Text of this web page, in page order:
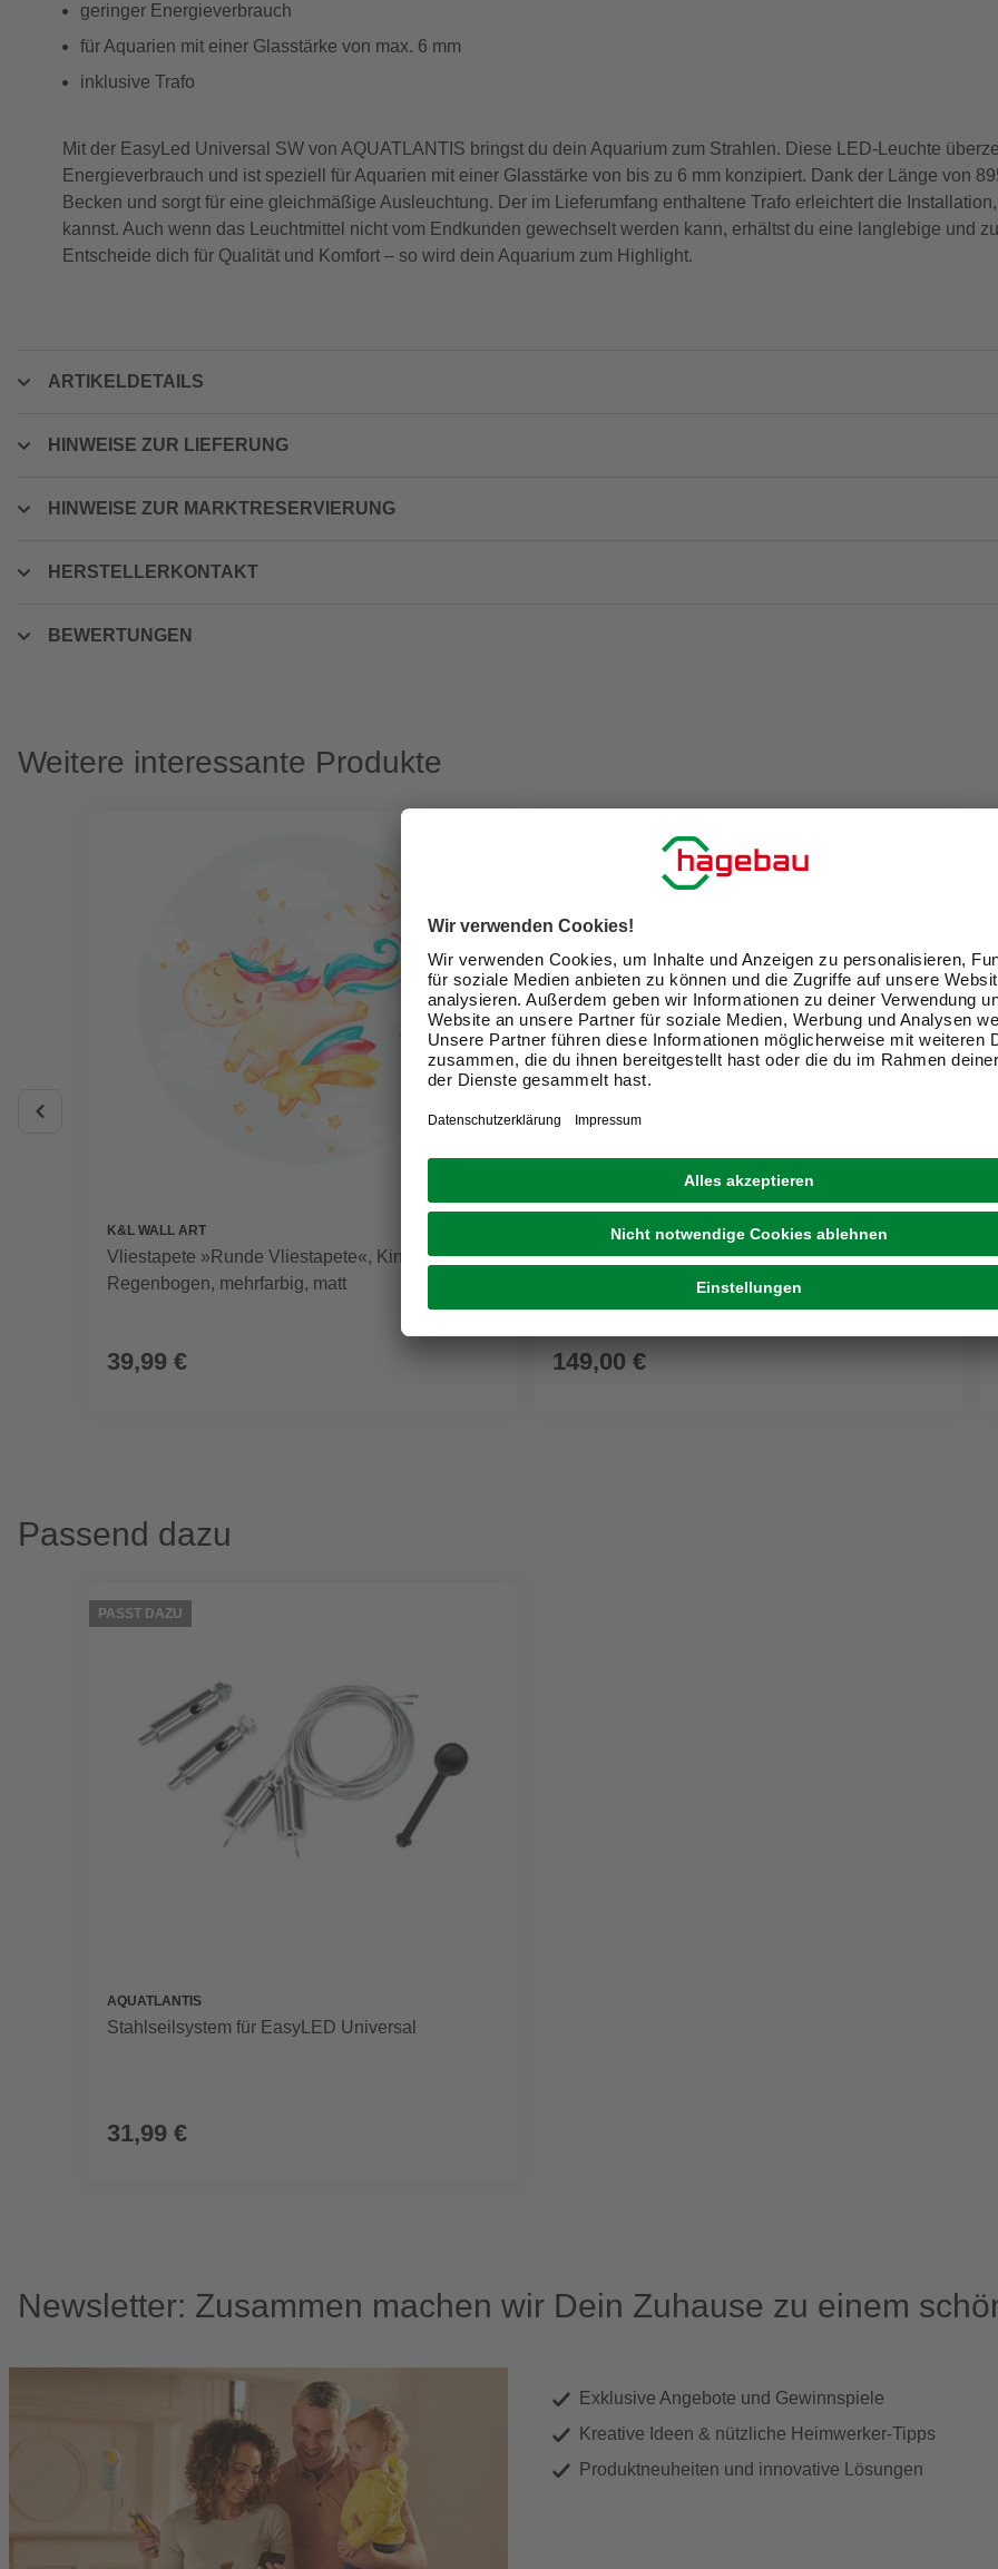
geringer Energieverbrauch
für Aquarien mit einer Glasstärke von max. 6 mm
inklusive Trafo
Mit der EasyLed Universal SW von AQUATLANTIS bringst du dein Aquarium zum Strahlen. Diese LED-Leuchte
Energieverbrauch und ist speziell für Aquarien mit einer Glasstärke von bis zu 6 mm konzipiert. Dank der Länge von
Becken und sorgt für eine gleichmäßige Ausleuchtung. Der im Lieferumfang enthaltene Trafo erleichtert die
kannst. Auch wenn das Leuchtmittel nicht vom Endkunden gewechselt werden kann, erhältst du eine langlebige und
Entscheide dich für Qualität und Komfort – so wird dein Aquarium zum Highlight.
ARTIKELDETAILS
HINWEISE ZUR LIEFERUNG
HINWEISE ZUR MARKTRESERVIERUNG
HERSTELLERKONTAKT
BEWERTUNGEN
Weitere interessante Produkte
K&L WALL ART
Vliestapete »Runde Vliestapete«, Kinder Einhorn
Regenbogen, mehrfarbig, matt
39,99 €
GARDEN PLEASURE
Gartenbrunnen »HADES«, inkl. Pumpe,
149,00 €
Passend dazu
PASST DAZU
AQUATLANTIS
Stahlseilsystem für EasyLED Universal
31,99 €
Newsletter: Zusammen machen wir Dein Zuhause zu einem
Exklusive Angebote und Gewinnspiele
Kreative Ideen & nützliche Heimwerker-Tipps
Produktneuheiten und innovative Lösungen